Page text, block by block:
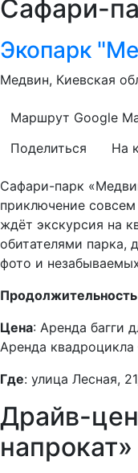
Сафари-
Экопарк
Медвин, Киевская
Маршрут Google
Поделиться
На
Сафари-парк
приключение
ждёт экскурсия на
обитателями парка,
фото и
Продолжительность
Цена: Аренда багги
Аренда
Где: улица Лесная,
Драйв-
напрокат»